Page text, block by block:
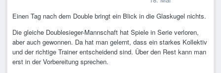
Einen Tag nach dem Double bringt ein Blick in die Glaskugel nichts.
Die gleiche Doublesieger-Mannschaft hat Spiele in Serie verloren,
aber auch gewonnen. Da hat man gelernt, dass ein starkes Kollektiv
und der richtige Trainer entscheidend sind. Über den Rest kann man
erst in der Vorbereitung sprechen.